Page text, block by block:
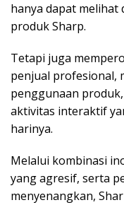
hanya dapat melihat
produk Sharp.
Tetapi juga
penjual profesional,
penggunaan
aktivitas interaktif
harinya.
Melalui kombinasi
yang agresif, serta
menyenangkan,